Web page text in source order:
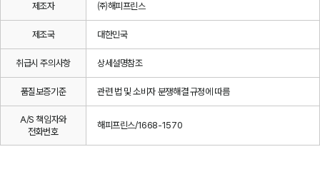
제조자 ㈜해피프린스
제조국 대한민국
취급시 주의사항 상세설명참조
품질보증기준 관련 법 및 소비자 분쟁해결 규정에 따름
A/S 책임자와
전화번호
해피프린스/1668-1570